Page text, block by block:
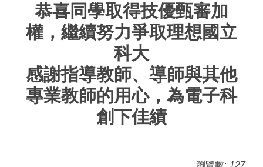
恭喜同學取得技優甄審加
權，繼續努力爭取理想國立
科大
感謝指導教師、導師與其他
專業教師的用心，為電子科
創下佳績
瀏覽數: 127